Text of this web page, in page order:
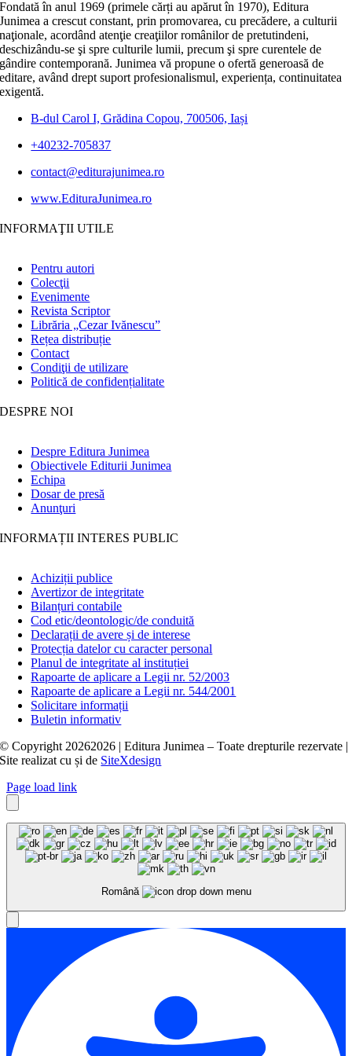
Fondată în anul 1969 (primele cărți au apărut în 1970), Editura
Junimea a crescut constant, prin promovarea, cu precădere, a culturii
naţionale, acordând atenţie creaţiilor românilor de pretutindeni,
deschizându-se şi spre culturile lumii, precum şi spre curentele de
gândire contemporană. Junimea vă propune o ofertă generoasă de
editare, având drept suport profesionalismul, experiența, continuitatea
exigentă.
B-dul Carol I, Grădina Copou, 700506, Iași
+40232-705837
contact@editurajunimea.ro
www.EdituraJunimea.ro
INFORMAŢII UTILE
Pentru autori
Colecţii
Evenimente
Revista Scriptor
Librăria „Cezar Ivănescu”
Rețea distribuție
Contact
Condiţii de utilizare
Politică de confidențialitate
DESPRE NOI
Despre Editura Junimea
Obiectivele Editurii Junimea
Echipa
Dosar de presă
Anunţuri
INFORMAȚII INTERES PUBLIC
Achiziții publice
Avertizor de integritate
Bilanțuri contabile
Cod etic/deontologic/de conduită
Declarații de avere și de interese
Protecția datelor cu caracter personal
Planul de integritate al instituției
Rapoarte de aplicare a Legii nr. 52/2003
Rapoarte de aplicare a Legii nr. 544/2001
Solicitare informații
Buletin informativ
© Copyright 20262026 | Editura Junimea – Toate drepturile rezervate |
Site realizat cușide SiteXdesign
Page load link
Română